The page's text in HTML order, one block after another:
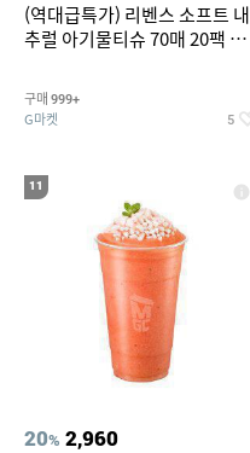
(역대급특가) 리벤스 소프트 내
추럴 아기물티슈 70매 20팩 캡
구매 999+
G마켓 5
11
20% 2,960